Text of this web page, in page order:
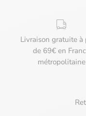
Livraison gratuite à
de 69€ en
métropolitaine